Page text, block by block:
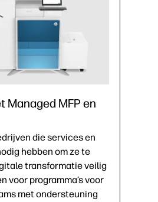
Managed MFP en
die services en
hebben om ze te
transformatie veilig
voor programma’s voor
met ondersteuning